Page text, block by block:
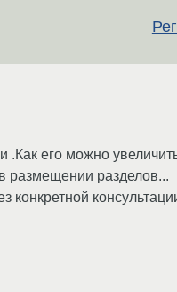
его можно
размещении разделов...